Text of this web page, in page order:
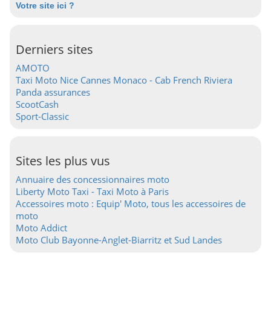
Votre site ici ?
Derniers sites
AMOTO
Taxi Moto Nice Cannes Monaco - Cab French Riviera
Panda assurances
ScootCash
Sport-Classic
Sites les plus vus
Annuaire des concessionnaires moto
Liberty Moto Taxi - Taxi Moto à Paris
Accessoires moto : Equip' Moto, tous les accessoires de
moto
Moto Addict
Moto Club Bayonne-Anglet-Biarritz et Sud Landes